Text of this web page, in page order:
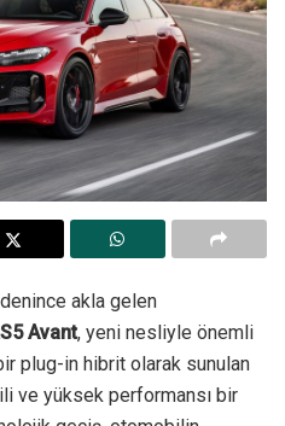
akla gelen
Avant, yeni nesliyle önemli
plug-in hibrit olarak sunulan
ve yüksek performansı bir